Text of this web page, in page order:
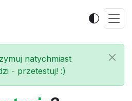
natychmiast
- przetestuj! :)